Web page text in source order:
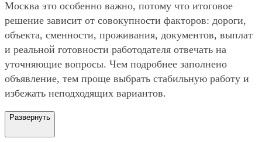
Москва это особенно важно, потому что итоговое
решение зависит от совокупности факторов: дороги,
объекта, сменности, проживания, документов, выплат
и реальной готовности работодателя отвечать на
уточняющие вопросы. Чем подробнее заполнено
объявление, тем проще выбрать стабильную работу и
избежать неподходящих вариантов.
Развернуть